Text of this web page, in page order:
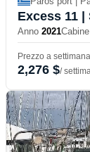
Excess 11 |
Anno 2021Cabine
Prezzo a settimana
2,276 $/